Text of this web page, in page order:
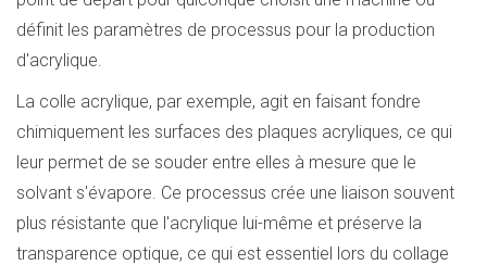
définit les paramètres de processus pour la production
d'acrylique.
La colle acrylique, par exemple, agit en faisant fondre
chimiquement les surfaces des plaques acryliques, ce qui
leur permet de se souder entre elles à mesure que le
solvant s'évapore. Ce processus crée une liaison souvent
plus résistante que l'acrylique lui-même et préserve la
transparence optique, ce qui est essentiel lors du collage